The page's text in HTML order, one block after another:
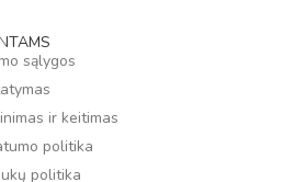
sąlygos
ir keitimas
politika
politika